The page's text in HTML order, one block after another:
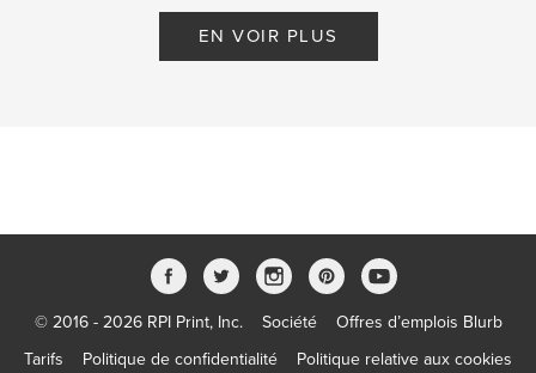
EN VOIR PLUS
© 2016 - 2026 RPI Print, Inc. Société
Offres d’emplois Blurb
Tarifs
Politique de confidentialité Politique relative aux cookies